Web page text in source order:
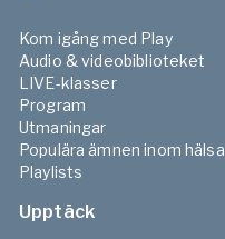
Kom igång med Play
Audio & videobiblioteket
LIVE-klasser
Program
Utmaningar
Populära ämnen inom hälsa
Playlists
Upptäck